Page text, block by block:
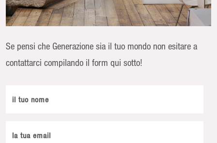
Se pensi che Generazione sia il tuo mondo non esitare a
contattarci compilando il form qui sotto!
il tuo nome
la tua email